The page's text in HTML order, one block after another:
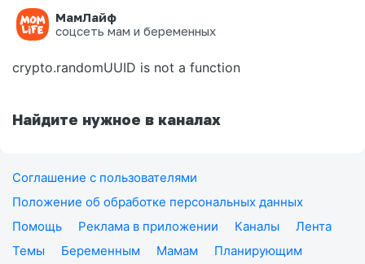
МамЛайф
соцсеть мам и беременных
Ошибка на странице
crypto.randomUUID is not a function
Найдите нужное в каналах
Соглашение с пользователями
Положение об обработке персональных данных
Помощь
Реклама в приложении Каналы
Лента
Темы
Беременным Мамам
Планирующим